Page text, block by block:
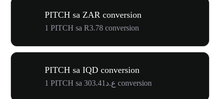
PITCH sa ZAR conversion
1 PITCH sa R3.78 conversion
PITCH sa IQD conversion
1 PITCH sa ع.د303.41 conversion